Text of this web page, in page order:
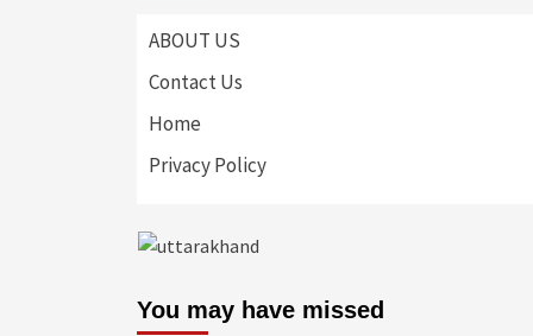
ABOUT US
Contact Us
Home
Privacy Policy
You may have missed